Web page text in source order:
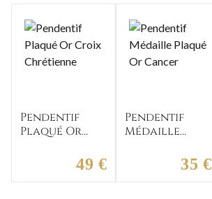
Pendentif
Plaqué Or
Chrétienne49 €
Pendentif
Médaille
35 €